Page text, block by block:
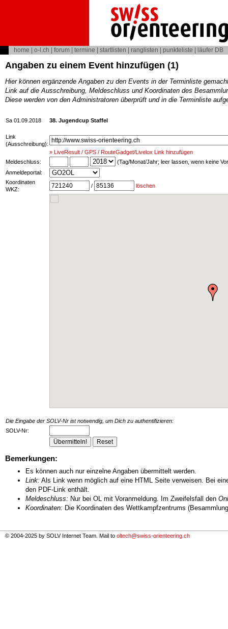
home o-l.ch forum termine startlisten ranglisten punkteliste läufer DB
Angaben zu einem Event hinzufügen (1)
Hier können ergänzende Angaben zu den Events in der Terminliste
Link auf die Ausschreibung, Meldeschluss und Koordinaten des
Diese werden von den Administratoren überprüft und in die Terminliste
Sa 01.09.2018 38. Jugendcup Staffel
Link
(Ausschreibung):
» LiveResult / GPS / RouteGadget/Livelox Link hinzufügen
Meldeschluss:
(Tag/Monat/Jahr; leer lassen, wenn keine
Anmeldeportal:
Koordinaten
WKZ:
/ löschen
Die Eingabe der SOLV-Nr ist notwendig, um Dich zu authentifizieren:
SOLV-Nr:
Bemerkungen:
Es können auch nur einzelne Angaben übermittelt werden.
Link: Als Link wenn möglich auf eine HTML Seite verweisen. Bei
den PDF-Link enthält.
Meldeschluss: Nur bei OL mit Voranmeldung. Im Zweifelsfall den
Koordinaten: Die Koordinaten des Wettkampfzentrums
© 2004-2025 by SOLV Internet Team. Mail to oltech@swiss-orienteering.ch